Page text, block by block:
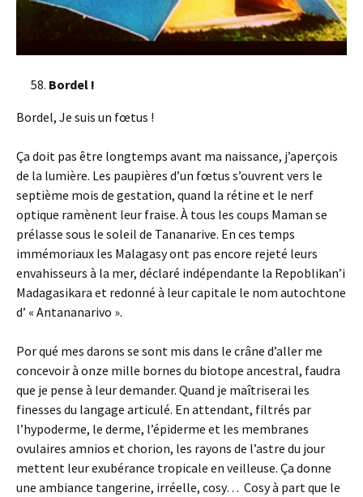
Bordel !
Bordel, Je suis un fœtus !
Ça doit pas être longtemps avant ma naissance, j’aperçois
de la lumière. Les paupières d’un fœtus s’ouvrent vers le
septième mois de gestation, quand la rétine et le nerf
optique ramènent leur fraise. À tous les coups Maman se
prélasse sous le soleil de Tananarive. En ces temps
immémoriaux les Malagasy ont pas encore rejeté leurs
envahisseurs à la mer, déclaré indépendante la Repoblikan’i
Madagasikara et redonné à leur capitale le nom autochtone
d’ « Antananarivo ».
Por qué mes darons se sont mis dans le crâne d’aller me
concevoir à onze mille bornes du biotope ancestral, faudra
que je pense à leur demander. Quand je maîtriserai les
finesses du langage articulé. En attendant, filtrés par
l’hypoderme, le derme, l’épiderme et les membranes
ovulaires amnios et chorion, les rayons de l’astre du jour
mettent leur exubérance tropicale en veilleuse. Ça donne
une ambiance tangerine, irréelle, cosy… Cosy à part que le